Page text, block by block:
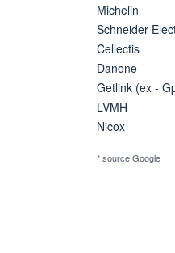
Michelin
Schneider
Cellectis
Danone
Getlink (ex -
LVMH
Nicox
* source Google